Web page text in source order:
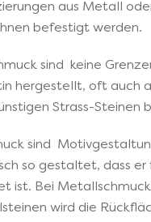
aus Metall
befestigt werden.
sind keine
hergestellt, oft auch
Strass-Steinen
sind
so gestaltet, dass
ist. Bei
wird die